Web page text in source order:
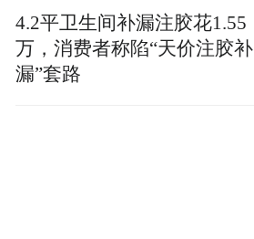
4.2平卫生间补漏注胶花1.55
万，消费者称陷“天价注胶补
漏”套路